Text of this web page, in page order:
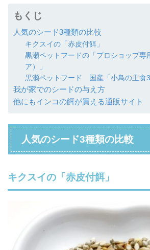
もくじ
人気のシード3種類の比較
キクスイの「赤皮付餌」
黒瀬ペットフードの「プロショップ専
ア）」
黒瀬ペットフード 国産「小鳥の主食3
我が家でのシードの与え方
他にもインコの餌が買える通販サイト
人気のシード3種類の比較
キクスイの「赤皮付餌」